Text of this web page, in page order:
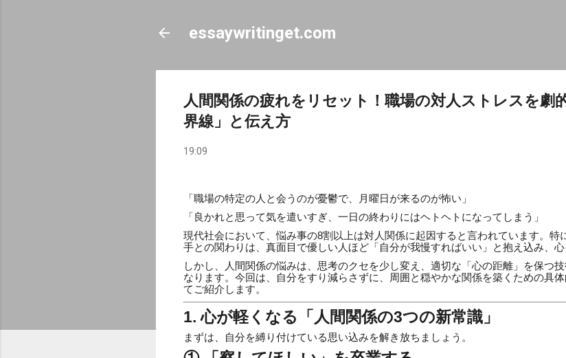
essaywritinget.com
人間関係の疲れをリセット！職場の対人ストレスを劇
界線」と伝え方
19:09
「職場の特定の人と会うのが憂鬱で、月曜日が来るのが怖い」
「良かれと思って気を遣いすぎ、一日の終わりにはヘトヘトになってしまう」
現代社会において、悩み事の8割以上は対人関係に起因すると言われています。特
手との関わりは、真面目で優しい人ほど「自分が我慢すればいい」と抱え込み、心
しかし、人間関係の悩みは、思考のクセを少し変え、適切な「心の距離」を保つ
なります。今回は、自分をすり減らさずに、周囲と穏やかな関係を築くための具
てご紹介します。
1. 心が軽くなる「人間関係の3つの新常識」
まずは、自分を縛り付けている思い込みを解き放ちましょう。